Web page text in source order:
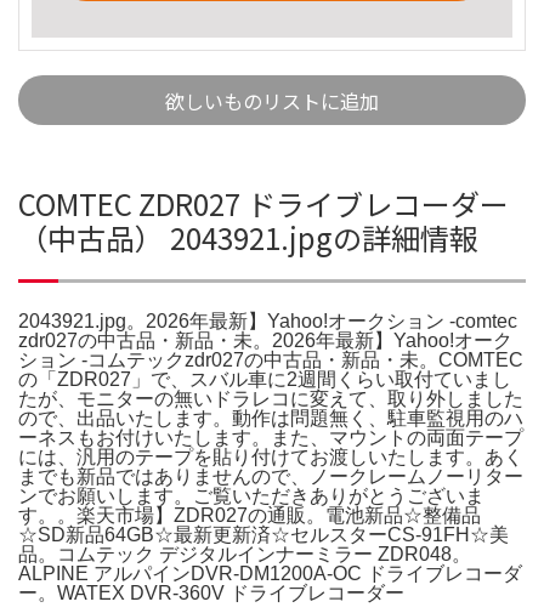
欲しいものリストに追加
COMTEC ZDR027 ドライブレコーダー
（中古品） 2043921.jpgの詳細情報
2043921.jpg。2026年最新】Yahoo!オークション -comtec
zdr027の中古品・新品・未。2026年最新】Yahoo!オーク
ション -コムテックzdr027の中古品・新品・未。COMTEC
の「ZDR027」で、スバル車に2週間くらい取付ていまし
たが、モニターの無いドラレコに変えて、取り外しました
ので、出品いたします。動作は問題無く、駐車監視用のハ
ーネスもお付けいたします。また、マウントの両面テープ
には、汎用のテープを貼り付けてお渡しいたします。あく
までも新品ではありませんので、ノークレームノーリター
ンでお願いします。ご覧いただきありがとうございま
す。。楽天市場】ZDR027の通販。電池新品☆整備品
☆SD新品64GB☆最新更新済☆セルスターCS-91FH☆美
品。コムテック デジタルインナーミラー ZDR048。
ALPINE アルパインDVR-DM1200A-OC ドライブレコーダ
ー。WATEX DVR-360V ドライブレコーダー